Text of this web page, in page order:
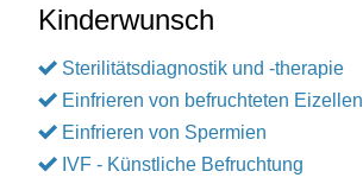
Kinderwunsch
Sterilitätsdiagnostik und -therapie
Einfrieren von befruchteten Eizellen
Einfrieren von Spermien
IVF - Künstliche Befruchtung